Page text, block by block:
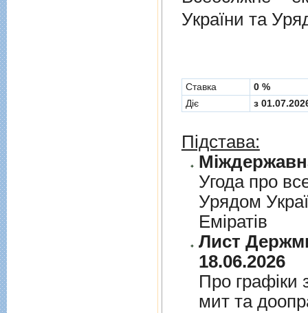
України та
Cтавка
0 %
Діє
з
Підстава:
Угода про
Урядом
Емiратiв
Лист
18.06.2026
Про графiки
мит та